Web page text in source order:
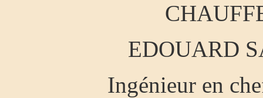
EDOUARD
Ingénieur en